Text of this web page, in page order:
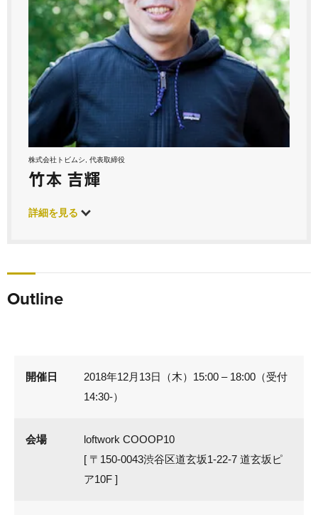
株式会社トビムシ, 代表取締役
竹本 吉輝
詳細を見る
Outline
開催日
2018年12月13日（木）15:00 – 18:00（受付
14:30-）
会場
loftwork COOOP10
[ 〒150-0043渋谷区道玄坂1-22-7 道玄坂ピ
ア10F ]